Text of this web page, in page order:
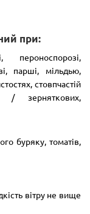
при:
пероноспорозі,
парші, мільдью,
стовпчастій
/ зерняткових,
буряку, томатів,
вітру не вище